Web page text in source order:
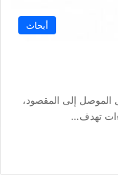
أبحاث
الموصل إلى المقصود،
تهدف…